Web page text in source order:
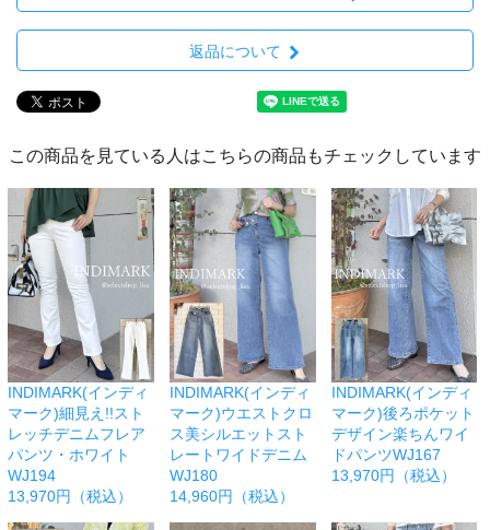
返品について
この商品を見ている人はこちらの商品もチェックしています
INDIMARK(インディ
マーク)細見え!!スト
レッチデニムフレア
パンツ・ホワイト
WJ194
13,970円（税込）
INDIMARK(インディ
マーク)ウエストクロ
ス美シルエットスト
レートワイドデニム
WJ180
14,960円（税込）
INDIMARK(インディ
マーク)後ろポケット
デザイン楽ちんワイ
ドパンツWJ167
13,970円（税込）